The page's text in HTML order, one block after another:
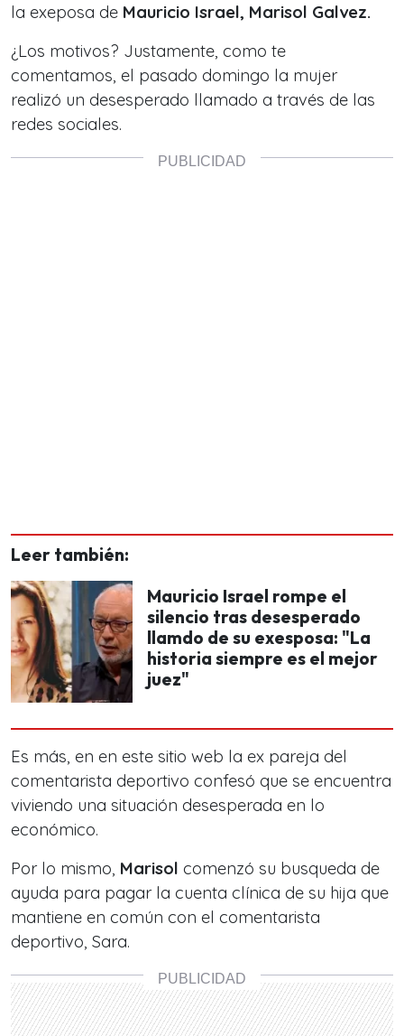
la exeposa de Mauricio Israel, Marisol Galvez.
¿Los motivos? Justamente, como te
comentamos, el pasado domingo la mujer
realizó un desesperado llamado a través de las
redes sociales.
Leer también:
Mauricio Israel rompe el
silencio tras desesperado
llamdo de su exesposa: "La
historia siempre es el mejor
juez"
Es más, en en este sitio web la ex pareja del
comentarista deportivo confesó que se encuentra
viviendo una situación desesperada en lo
económico.
Por lo mismo, Marisol comenzó su busqueda de
ayuda para pagar la cuenta clínica de su hija que
mantiene en común con el comentarista
deportivo, Sara.